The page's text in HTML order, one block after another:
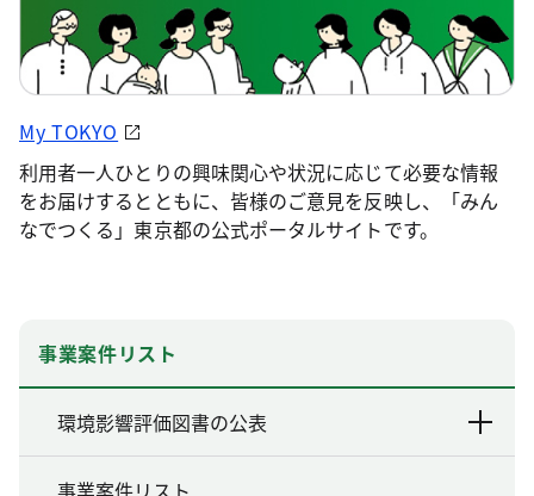
My TOKYO
利用者一人ひとりの興味関心や状況に応じて必要な情報
をお届けするとともに、皆様のご意見を反映し、「みん
なでつくる」東京都の公式ポータルサイトです。
事業案件リスト
環境影響評価図書の公表
事業案件リスト